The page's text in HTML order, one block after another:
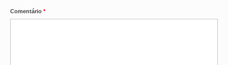
Comentário *